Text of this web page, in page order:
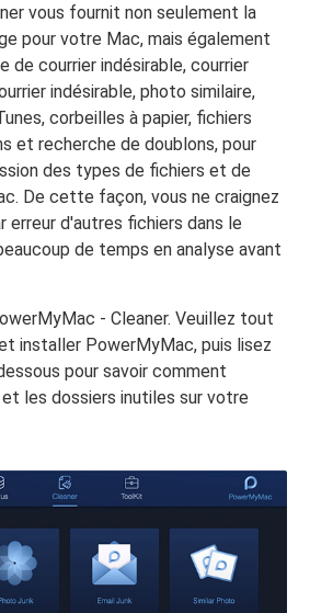
vous fournit non seulement la
pour votre Mac, mais également
de courrier indésirable, courrier
indésirable, photo similaire,
corbeilles à papier, fichiers
et recherche de doublons, pour
des types de fichiers et de
De cette façon, vous ne craignez
erreur d'autres fichiers dans le
de temps en analyse avant
- Cleaner. Veuillez tout
installer PowerMyMac, puis lisez
pour savoir comment
les dossiers inutiles sur votre